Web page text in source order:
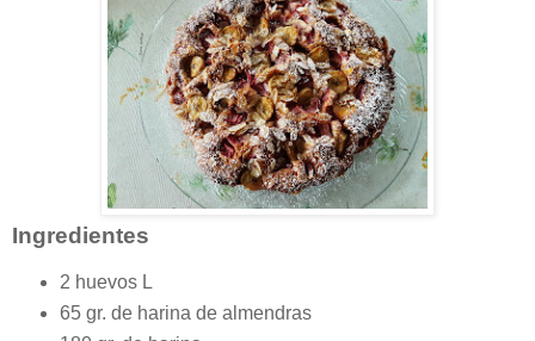
Ingredientes
2 huevos L
65 gr. de harina de almendras